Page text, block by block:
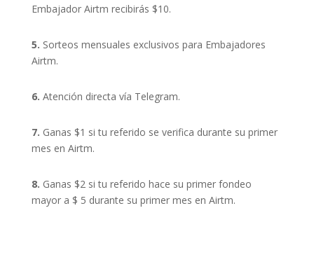
Embajador Airtm recibirás $10.
5. Sorteos mensuales exclusivos para Embajadores
Airtm.
6. Atención directa vía Telegram.
7. Ganas $1 si tu referido se verifica durante su primer
mes en Airtm.
8. Ganas $2 si tu referido hace su primer fondeo
mayor a $ 5 durante su primer mes en Airtm.